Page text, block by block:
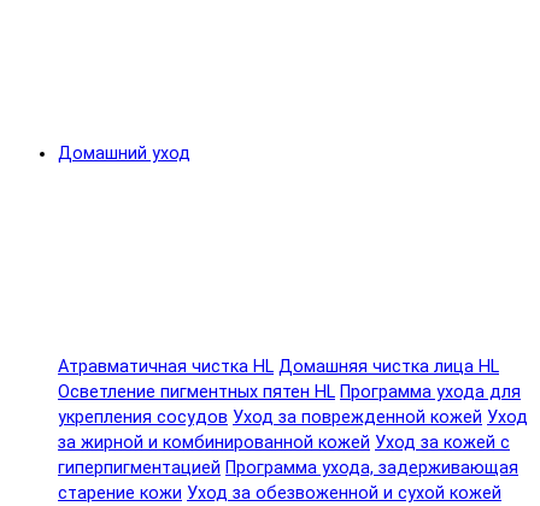
Домашний уход
Атравматичная чистка HL Домашняя чистка лица HL
Осветление пигментных пятен HL Программа ухода для
укрепления сосудов Уход за поврежденной кожей Уход
за жирной и комбинированной кожей Уход за кожей с
гиперпигментацией Программа ухода, задерживающая
старение кожи Уход за обезвоженной и сухой кожей